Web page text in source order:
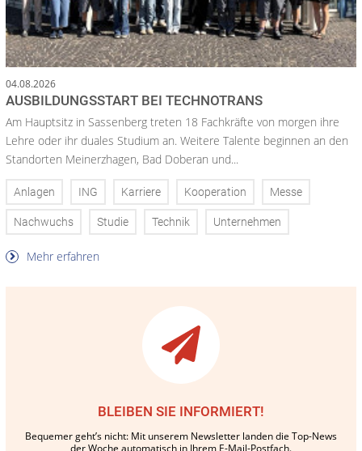
04.08.2026
AUSBILDUNGSSTART BEI TECHNOTRANS
Am Hauptsitz in Sassenberg treten 18 Fachkräfte von morgen ihre
Lehre oder ihr duales Studium an. Weitere Talente beginnen an den
Standorten Meinerzhagen, Bad Doberan und...
Anlagen ING Karriere Kooperation Messe
Nachwuchs Studie Technik Unternehmen
Mehr erfahren
BLEIBEN SIE INFORMIERT!
Bequemer geht’s nicht: Mit unserem Newsletter landen die Top-News
der Woche automatisch in Ihrem E-Mail-Postfach.